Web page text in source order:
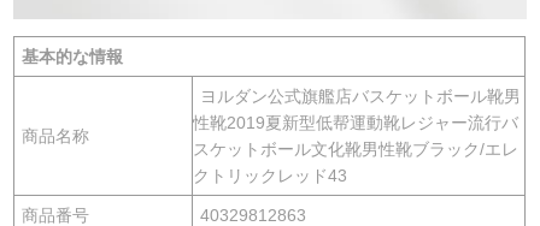
基本的な情報
商品名称
ヨルダン公式旗艦店バスケットボール靴男
性靴2019夏新型低帮運動靴レジャー流行バ
スケットボール文化靴男性靴ブラック/エレ
クトリックレッド43
商品番号 40329812863